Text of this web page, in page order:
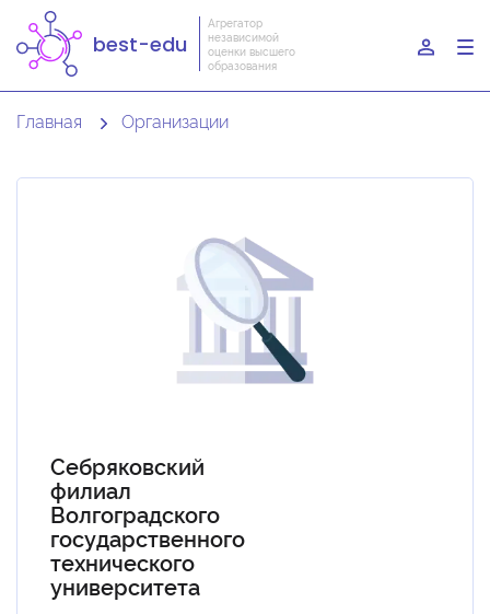
best-edu
Агрегатор
независимой
оценки высшего
образования
Главная Организации
Себряковский
филиал
Волгоградского
государственного
технического
университета